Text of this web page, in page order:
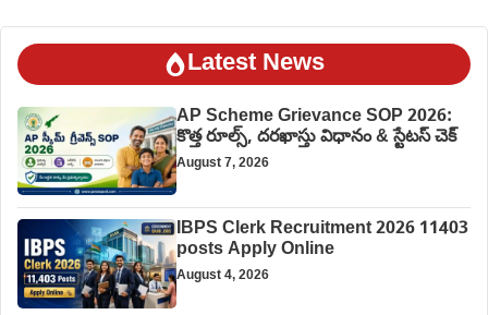
Latest News
AP Scheme Grievance SOP 2026:
కొత్త రూల్స్, దరఖాస్తు విధానం & స్టేటస్ చెక్
August 7, 2026
IBPS Clerk Recruitment 2026 11403
posts Apply Online
August 4, 2026